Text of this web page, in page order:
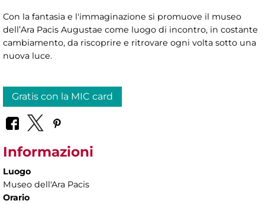
Con la fantasia e l'immaginazione si promuove il museo
dell’Ara Pacis Augustae come luogo di incontro, in costante
cambiamento, da riscoprire e ritrovare ogni volta sotto una
nuova luce.
Gratis con la MIC card
Informazioni
Luogo
Museo dell'Ara Pacis
Orario